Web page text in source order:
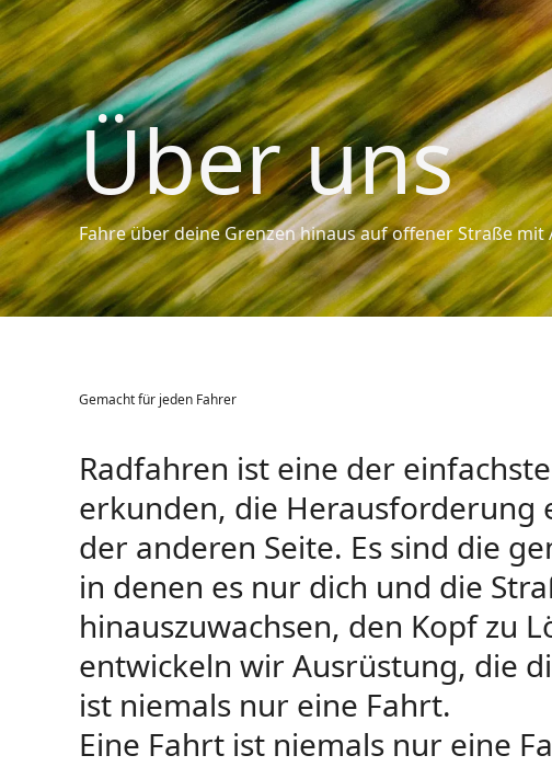
Über uns
Fahre über deine Grenzen hinaus auf offener Straße
Gemacht für jeden Fahrer
Radfahren ist eine der
erkunden, die Herausforderung
der anderen Seite. Es sind die
in denen es nur dich und die
hinauszuwachsen, den Kopf zu
entwickeln wir Ausrüstung, die
ist niemals nur eine Fahrt.
Eine Fahrt ist niemals nur eine